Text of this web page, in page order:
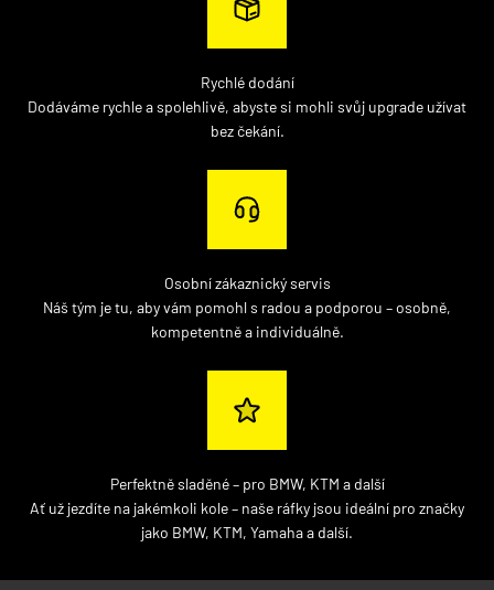
Rychlé dodání
Dodáváme rychle a spolehlivě, abyste si mohli svůj upgrade užívat
bez čekání.
Osobní zákaznický servis
Náš tým je tu, aby vám pomohl s radou a podporou – osobně,
kompetentně a individuálně.
Perfektně sladěné – pro BMW, KTM a další
Ať už jezdíte na jakémkoli kole – naše ráfky jsou ideální pro značky
jako BMW, KTM, Yamaha a další.